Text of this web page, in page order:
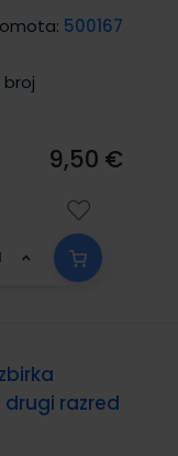
500167
broj
9,50 €
razred